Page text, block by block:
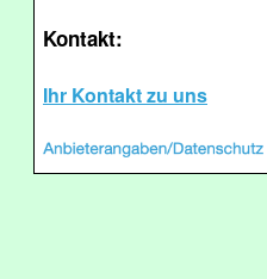
Kontakt:
Ihr Kontakt zu uns